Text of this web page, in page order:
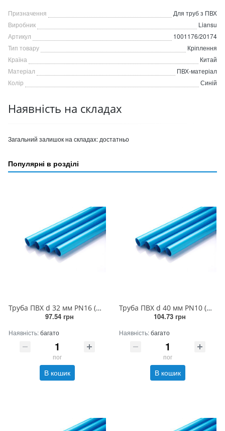
Призначення
Для труб з ПВХ
Виробник
Liansu
Артикул
1001176/20174
Тип товару
Кріплення
Країна
Китай
Матеріал
ПВХ-матеріал
Колір
Синій
Наявність на складах
Загальний залишок на складах: достатньо
Популярні в розділі
Труба ПВХ d 32 мм PN16 (штанга 5 п.м.)
97.54 грн
Наявність:багато
пог
В кошик
Труба ПВХ d 40 мм PN10 (штанга 5 п.м.)
104.73 грн
Наявність:багато
пог
В кошик